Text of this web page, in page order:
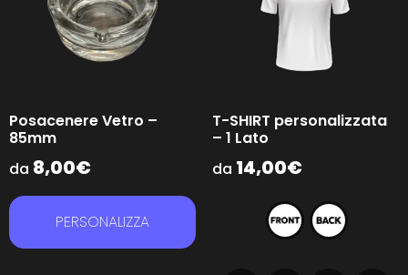
Posacenere Vetro –
85mm
da 8,00€
PERSONALIZZA
T-SHIRT personalizzata
– 1 Lato
da 14,00€